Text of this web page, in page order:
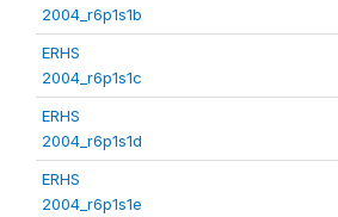
2004_r6p1s1b
ERHS
2004_r6p1s1c
ERHS
2004_r6p1s1d
ERHS
2004_r6p1s1e